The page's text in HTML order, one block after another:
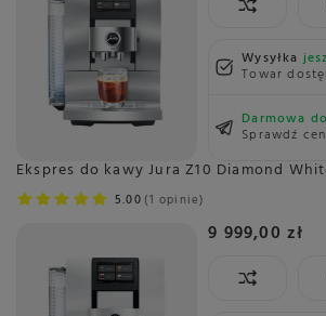
Wysyłka
Towar
Darmowa
Sprawdź
Ekspres do kawy Jura Z10 Diamond
5.00 1 opinie
9 999,00 zł